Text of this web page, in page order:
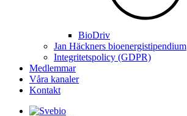
BioDriv
Jan Häckners bioenergistipendium
Integritetspolicy (GDPR)
Medlemmar
Våra kanaler
Kontakt